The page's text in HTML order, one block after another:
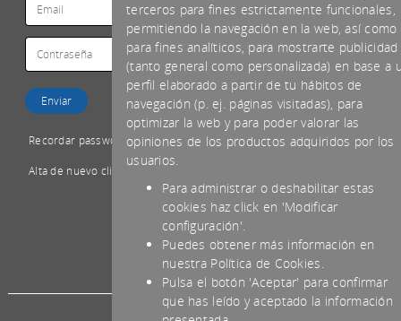
Recordar password
Alta de nuevo cliente
*IVA NO INCLUIDO
terceros para fines estrictamente funcionales,
permitiendo la navegación en la web, así como
para fines analíticos, para mostrarte publicidad
(tanto general como personalizada) en base a
perfil elaborado a partir de tu hábitos de
navegación (p. ej. páginas visitadas), para
optimizar la web y para poder valorar las
opiniones de los productos adquiridos por los
usuarios.
Para administrar o deshabilitar estas
cookies haz click en 'Modificar
configuración'.
Puedes obtener más información en
nuestra Política de Cookies.
Pulsa el botón 'Aceptar' para confirmar
que has leído y aceptado la información